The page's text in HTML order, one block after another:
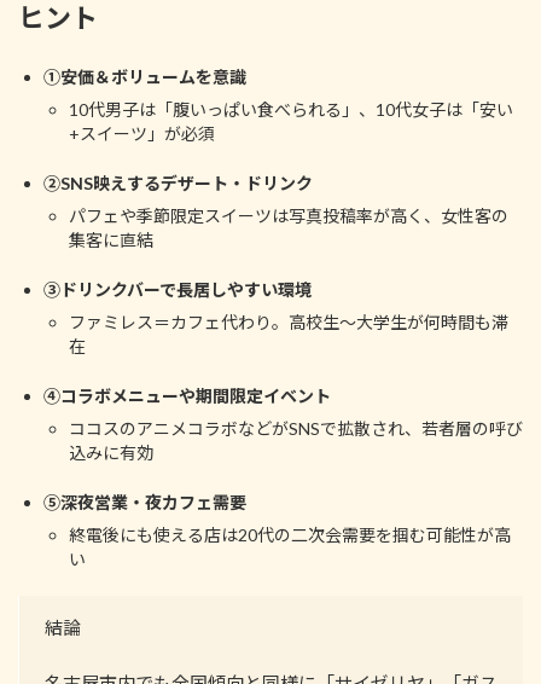
ヒント
①安価＆ボリュームを意識
10代男子は「腹いっぱい食べられる」、10代女子は「安い
+スイーツ」が必須
②SNS映えするデザート・ドリンク
パフェや季節限定スイーツは写真投稿率が高く、女性客の
集客に直結
③ドリンクバーで長居しやすい環境
ファミレス＝カフェ代わり。高校生～大学生が何時間も滞
在
④コラボメニューや期間限定イベント
ココスのアニメコラボなどがSNSで拡散され、若者層の呼び
込みに有効
⑤深夜営業・夜カフェ需要
終電後にも使える店は20代の二次会需要を掴む可能性が高
い
結論